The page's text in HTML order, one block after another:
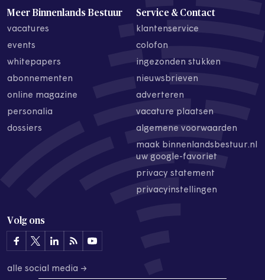
Meer Binnenlands Bestuur
vacatures
events
whitepapers
abonnementen
online magazine
personalia
dossiers
Service & Contact
klantenservice
colofon
ingezonden stukken
nieuwsbrieven
adverteren
vacature plaatsen
algemene voorwaarden
maak binnenlandsbestuur.nl
uw google-favoriet
privacy statement
privacyinstellingen
Volg ons
alle social media →